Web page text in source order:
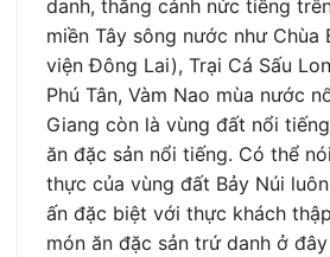
danh, thắng cảnh nức tiếng
miền Tây sông nước như Chùa
viện Đông Lai), Trại Cá Sấu
Phú Tân, Vàm Nao mùa nước
Giang còn là vùng đất nổi
ăn đặc sản nổi tiếng. Có thể
thực của vùng đất Bảy Núi
ấn đặc biệt với thực khách
món ăn đặc sản trứ danh ở